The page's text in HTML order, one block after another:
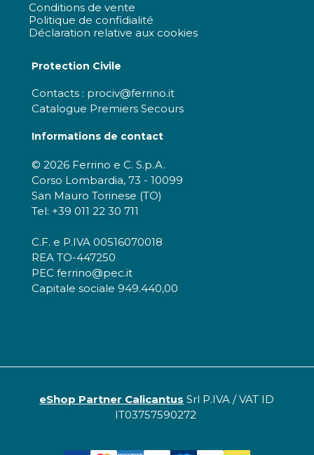
Conditions de vente
Politique de confidialité
Déclaration relative aux cookies
Protection Civile
Contacts : prociv@ferrino.it
Catalogue Premiers Secours
Informations de contact
© 2026 Ferrino e C. S.p.A.
Corso Lombardia, 73 - 10099
San Mauro Torinese (TO)
Tel: +39 011 22 30 711
C.F. e P.IVA 00516070018
REA TO-447250
PEC ferrino@pec.it
Capitale sociale 949.440,00
eShop Partner Calicantus Srl P.IVA / VAT ID
IT03757590272